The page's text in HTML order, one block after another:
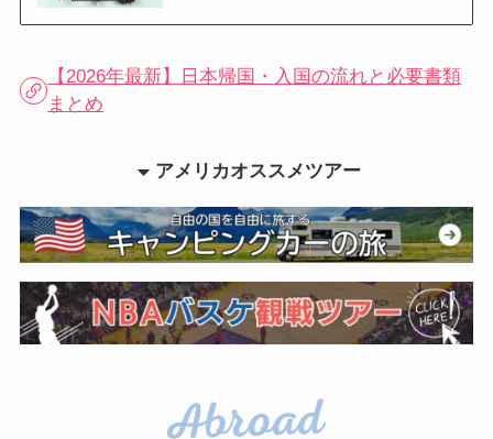
【2026年最新】日本帰国・入国の流れと必要書類
まとめ
アメリカオススメツアー